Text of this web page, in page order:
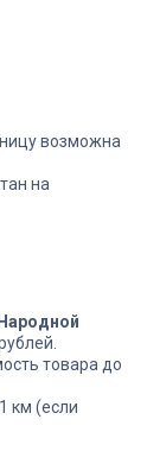
возможна
на
товара до
км (если